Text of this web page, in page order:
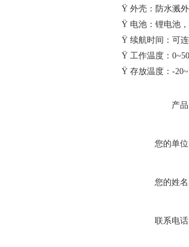
Ÿ 外壳：防水溅
Ÿ 电池：锂电池
Ÿ 续航时间：可
Ÿ 工作温度：
Ÿ 存放温度：-
产
您的单
您的姓
联系电